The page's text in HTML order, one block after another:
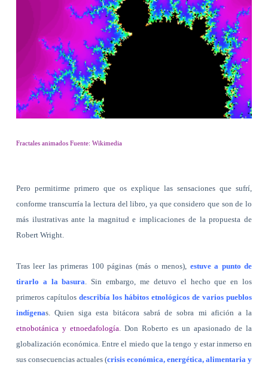
Fractales animados Fuente: Wikimedia
Pero permitirme primero que os explique las sensaciones que sufrí,
conforme transcurría la lectura del libro, ya que considero que son de lo
más ilustrativas ante la magnitud e implicaciones de la propuesta de
Robert Wright.
Tras leer las primeras 100 páginas (más o menos), estuve a punto de
tirarlo a la basura. Sin embargo, me detuvo el hecho que en los
primeros capítulos describía los hábitos etnológicos de varios pueblos
indígenas. Quien siga esta bitácora sabrá de sobra mi afición a la
etnobotánica y etnoedafología. Don Roberto es un apasionado de la
globalización económica. Entre el miedo que la tengo y estar inmerso en
sus consecuencias actuales (crisis económica, energética, alimentaria y